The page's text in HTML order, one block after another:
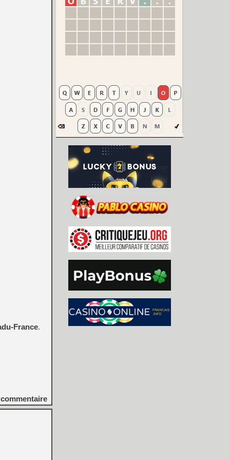
France.
commentaire